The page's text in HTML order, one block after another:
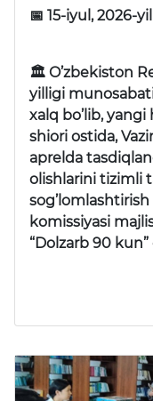
📅 15-iyul, 2026-yil
🏛 O’zbekiston
yilligi
xalq bo’lib,
shiori ostida,
aprelda
olishlarini tizimli
komissiyasi
“Dolzarb 90